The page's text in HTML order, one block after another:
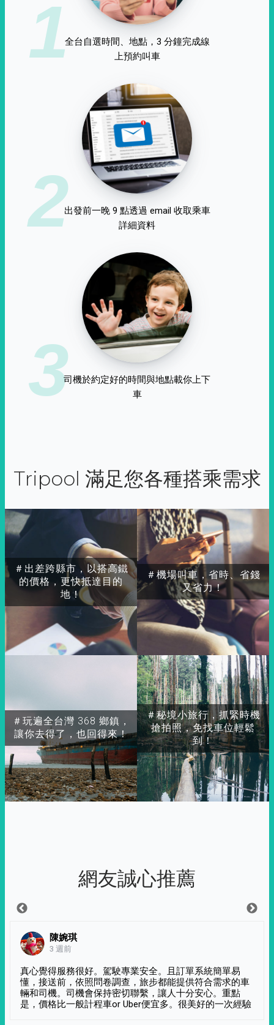
1全台自選時間、地點，3 分鐘完成線
上預約叫車
2出發前一晚 9 點透過 email 收取乘車
詳細資料
3司機於約定好的時間與地點載你上下
車
Tripool 滿足您各種搭乘需求
＃出差跨縣市，以搭高鐵
的價格，更快抵達目的
地！
＃玩遍全台灣 368 鄉鎮，
讓你去得了，也回得來！
＃秘境小旅行，抓緊時機
搶拍照，免找車位輕鬆
到！
＃機場叫車，省時、省錢
又省力！
網友誠心推薦
陳婉琪
3 週前
真心覺得服務很好。駕駛專業安全。且訂單系統簡單易
懂，接送前，依照問卷調查，旅步都能提供符合需求的車
輛和司機。司機會保持密切聯繫，讓人十分安心。重點
是，價格比一般計程車or Uber便宜多。很美好的一次經驗